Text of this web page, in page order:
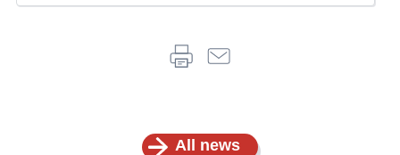
All news